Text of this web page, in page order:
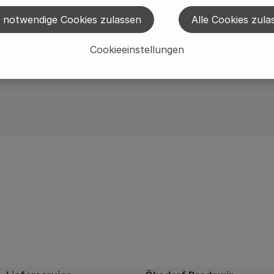
Wasser, Salz, Zitronensaftkonzentrat*),
Geliermittel: Pektin), Kuvertüre*
Cookieeinstellungen
Cookies zulassen Alle Cookies